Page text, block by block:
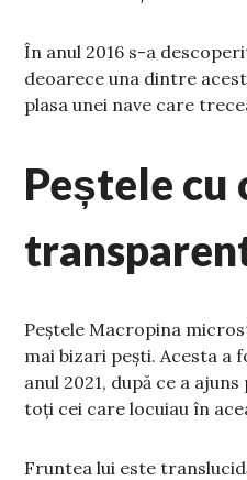
În anul 2016 s-a
deoarece una dintre
plasa unei nave care
Peștele cu
Peștele Macropina
mai bizari pești. Acesta a
anul 2021, după ce a
toți cei care locuiau în
Fruntea lui este